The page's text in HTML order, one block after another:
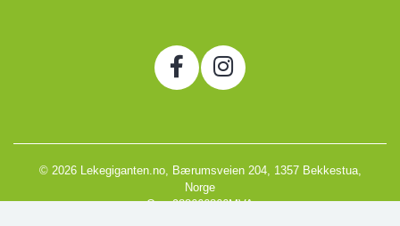
© 2026 Lekegiganten.no, Bærumsveien 204, 1357 Bekkestua,
Norge
Org. 988666866MVA